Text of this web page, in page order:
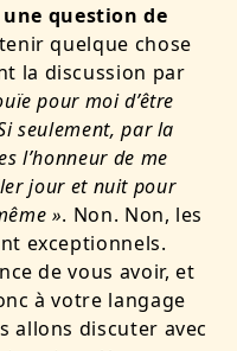
question de
quelque chose
la discussion par
pour moi d’être
seulement, par la
l’honneur de me
jour et nuit pour
». Non. Non, les
exceptionnels.
de vous avoir, et
à votre langage
allons discuter avec